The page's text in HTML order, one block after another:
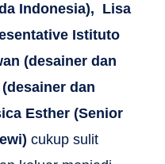
Indonesia), Lisa
Istituto
(desainer dan
dan
Esther (Senior
cukup sulit